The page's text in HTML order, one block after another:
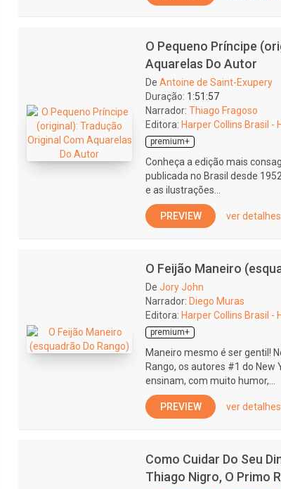
O Pequeno Príncipe
Aquarelas Do Autor
De Antoine de Saint-Exupery
Duração: 1:51:57
Narrador: Thiago Fragoso
Editora: Harper Collins Brasil -
premium+
Conheça a edição mais
publicada no Brasil desde
e as ilustrações...
PREVIEW ver detalhes
O Feijão Maneiro
De Jory John
Narrador: Diego Muras
Editora: Harper Collins Brasil -
premium+
Maneiro mesmo é ser gentil!
Rango, os autores #1 do New
ensinam, com muito humor,...
PREVIEW ver detalhes
Como Cuidar Do Seu
Thiago Nigro, O Primo